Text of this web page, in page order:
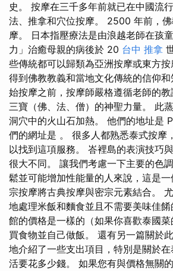
史。 按摩在三千多年前就已在中國流
法、推拿和穴位按摩。 2500 年前，
摩。 日本指壓療法是由浪越老師在孩
力」治癒母親的病後於 20 台中 推拿
些傳統都可以歸類為亞洲按摩或東方
得到佛教教義和當地文化傳統的信仰
始按摩之前，按摩師嚴格遵循老師的
三寶（佛、法、僧）的神聖力量。 此
洞穴中的火山石加熱。 他們的地址是
們的網址是 。 很多人都熟悉泰式按摩
以找到這項服務。 峇裡島的表演技巧
很大不同。 讓我們考慮一下主要的色
鬆並可能增加性能量的人來說，這是
宗按摩將古典按摩與密宗元素結合。
地處理米飯和麵食並且不需要美味佳
館的價格是一樣的（如果你喜歡泰國
買食物並自己做飯。 還有另一篇關於
地介紹了一些支出項目，特別是關於
活要花多少錢。 如果您有與價格無關